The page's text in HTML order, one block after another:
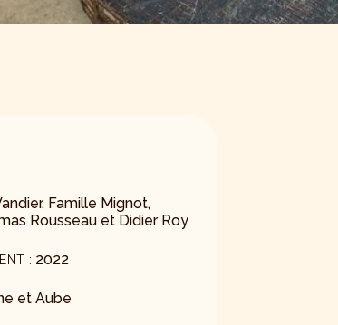
Famille Mignot,
Rousseau et Didier Roy
: 2022
et Aube